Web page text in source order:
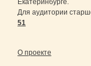
Екатеринбурге.
Для аудитории
51
О проекте